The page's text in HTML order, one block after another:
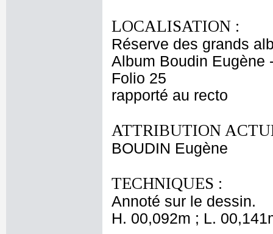
LOCALISATION :
Réserve des grands
Album Boudin Eugène
Folio 25
rapporté au recto
ATTRIBUTION
BOUDIN Eugène
TECHNIQUES :
Annoté sur le dessin.
H. 00,092m ; L.